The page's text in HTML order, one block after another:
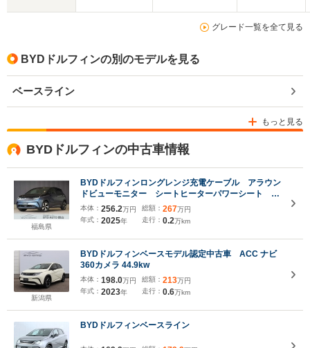
グレード一覧を全て見る
BYDドルフィンの別のモデルを見る
ベースライン
もっと見る
BYDドルフィンの中古車情報
福島県
BYDドルフィンロングレンジ充電ケーブル アラウン
ドビューモニター シートヒーターパワーシート デ
ジタルディスプレイ 純正アルミホイール
本体： 256.2万円
年式： 2025年
総額： 267万円
走行： 0.2万km
新潟県
BYDドルフィンベースモデル認定中古車 ACC ナビ
360カメラ 44.9kw
本体： 198.0万円
年式： 2023年
総額： 213万円
走行： 0.6万km
BYDドルフィンベースライン